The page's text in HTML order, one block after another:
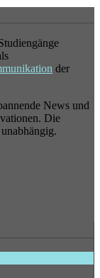
der
News und
Die